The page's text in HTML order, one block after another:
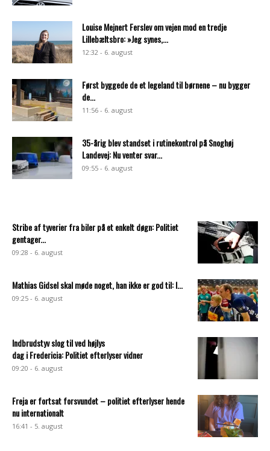
Louise Mejnert Ferslev om vejen mod en tredje
Lillebæltsbro: »Jeg synes,...
12:32 - 6. august
Først byggede de et legeland til børnene – nu bygger
de...
11:56 - 6. august
35-årig blev standset i rutinekontrol på Snoghøj
Landevej: Nu venter svar...
09:55 - 6. august
Stribe af tyverier fra biler på et enkelt døgn: Politiet
gentager...
09:28 - 6. august
Mathias Gidsel skal møde noget, han ikke er god til: I...
09:25 - 6. august
Indbrudstyv slog til ved højlys
dag i Fredericia: Politiet efterlyser vidner
09:20 - 6. august
Freja er fortsat forsvundet – politiet efterlyser hende
nu internationalt
16:41 - 5. august